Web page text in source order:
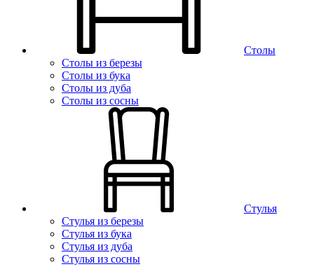
Столы
Столы из березы
Столы из бука
Столы из дуба
Столы из сосны
Стулья
Стулья из березы
Стулья из бука
Стулья из дуба
Стулья из сосны